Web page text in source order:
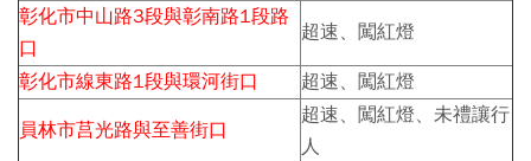
彰化市中山路3段與彰南路1段路
口
超速、闖紅燈
彰化市線東路1段與環河街口 超速、闖紅燈
員林市莒光路與至善街口
超速、闖紅燈、未禮讓行
人